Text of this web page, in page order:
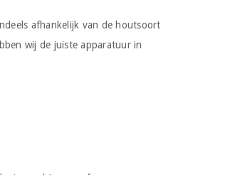
afhankelijk van de houtsoort
wij de juiste apparatuur in